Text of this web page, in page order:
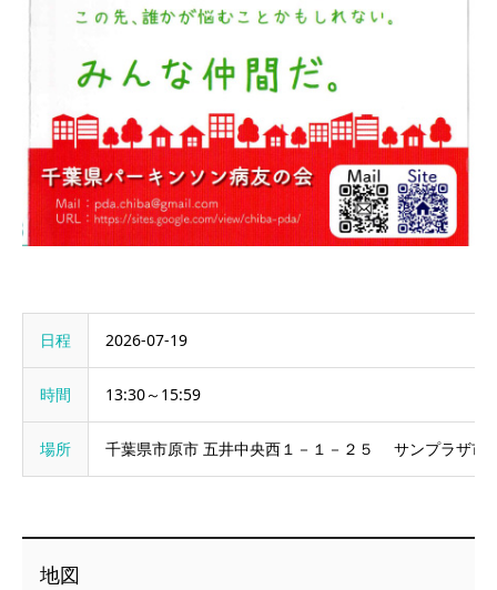
日程 2026-07-19
時間 13:30～15:59
場所 千葉県市原市 五井中央西１－１－２５ サンプラザ市
地図